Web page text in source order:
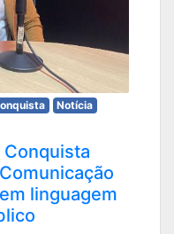
Notícia
linguagem